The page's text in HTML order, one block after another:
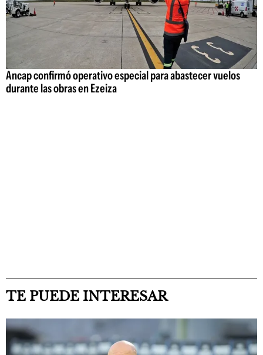
Ancap confirmó operativo especial para abastecer vuelos
durante las obras en Ezeiza
TE PUEDE INTERESAR